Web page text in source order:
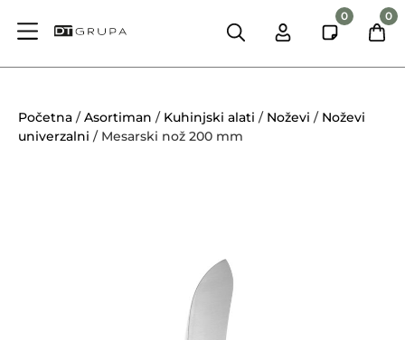
0 0
Početna /Asortiman / Kuhinjski alati / Noževi / Noževi
univerzalni / Mesarski nož 200 mm